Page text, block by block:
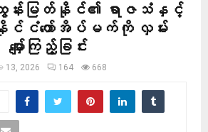
န်းမြတ်နိုင်၏ ရာဇသံနှင့်
င်ငံတော်အိပ်မက်ကို လှမ်း
မျှော်ကြည့်ခြင်း
13, 2026 164 668